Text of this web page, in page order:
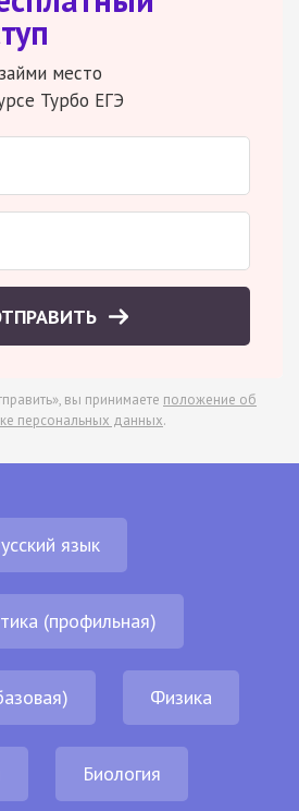
место
Турбо ЕГЭ
вы принимаете положение об
персональных данных.
язык
(профильная)
Физика
Биология